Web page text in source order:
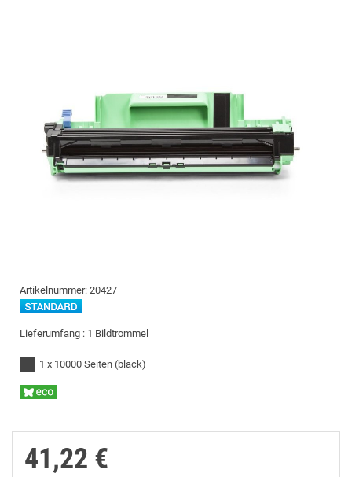
Artikelnummer: 20427
Lieferumfang : 1 Bildtrommel
1 x 10000 Seiten (black)
41,22 €